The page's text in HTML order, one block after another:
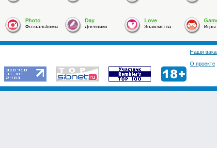
Photo
Фотоальбомы
Day
Дневники
Love
Знакомства Игры
Наши
О проекте